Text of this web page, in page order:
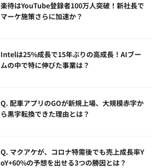
楽待はYouTube登録者100万人突破！新社長で
マーケ施策さらに加速か？
Intelは25%成長で15年ぶりの高成長！AIブー
ムの中で特に伸びた事業は？
Q. 配車アプリのGOが新規上場、大規模赤字か
ら黒字転換できた理由とは？
Q. マクアケが、コロナ特需後でも売上成長率Y
oY+60%の予想を出せる3つの勝因とは？